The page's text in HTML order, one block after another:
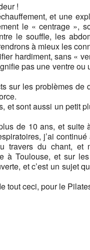
!
et une
le « centrage »,
le souffle, les
à mieux les
hardiment, sans «
pas une ventre
sur les problèmes
et sont aussi un petit
de 10 ans, et
j’ai
travers du chant,
à Toulouse, et sur
et c’est un sujet
tout ceci, pour le